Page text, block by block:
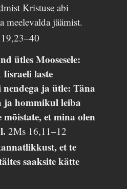
Kristuse abi
meelevalda jäämist.
ütles Moosesele:
laste
ja ütle: Täna
ja hommikul leiba
et mina olen
2Ms 16,11–12
et te
saaksite kätte